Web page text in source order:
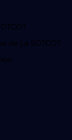
de La SOTCOT